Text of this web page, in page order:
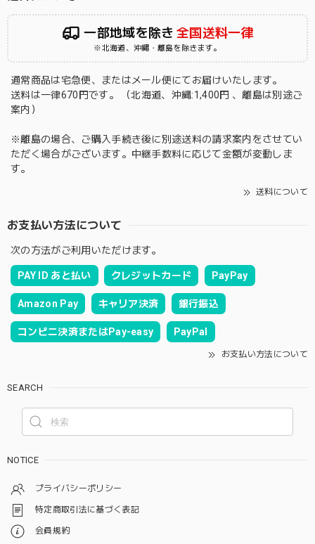
一部地域を除き 全国送料一律
※北海道、沖縄・離島を除きます。
通常商品は宅急便、またはメール便にてお届けいたします。
送料は一律670円です。 （北海道、沖縄:1,400円 、離島は別途ご
案内）
※離島の場合、ご購入手続き後に別途送料の請求案内をさせてい
ただく場合がございます。中継手数料に応じて金額が変動しま
す。
送料について
お支払い方法について
次の方法がご利用いただけます。
PAY ID あと払い クレジットカード PayPay
Amazon Pay キャリア決済 銀行振込
コンビニ決済またはPay-easy PayPal
お支払い方法について
SEARCH
NOTICE
プライバシーポリシー
特定商取引法に基づく表記
会員規約